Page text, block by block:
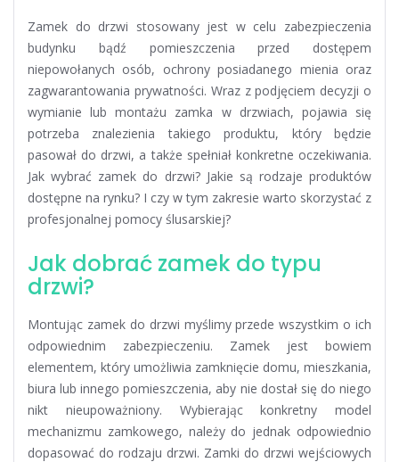
Zamek do drzwi stosowany jest w celu zabezpieczenia
budynku bądź pomieszczenia przed dostępem
niepowołanych osób, ochrony posiadanego mienia oraz
zagwarantowania prywatności. Wraz z podjęciem decyzji o
wymianie lub montażu zamka w drzwiach, pojawia się
potrzeba znalezienia takiego produktu, który będzie
pasował do drzwi, a także spełniał konkretne oczekiwania.
Jak wybrać zamek do drzwi? Jakie są rodzaje produktów
dostępne na rynku? I czy w tym zakresie warto skorzystać z
profesjonalnej pomocy ślusarskiej?
Jak dobrać zamek do typu
drzwi?
Montując zamek do drzwi myślimy przede wszystkim o ich
odpowiednim zabezpieczeniu. Zamek jest bowiem
elementem, który umożliwia zamknięcie domu, mieszkania,
biura lub innego pomieszczenia, aby nie dostał się do niego
nikt nieupoważniony. Wybierając konkretny model
mechanizmu zamkowego, należy do jednak odpowiednio
dopasować do rodzaju drzwi. Zamki do drzwi wejściowych